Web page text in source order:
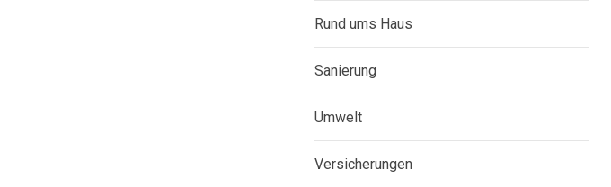
Rund ums Haus
Sanierung
Umwelt
Versicherungen